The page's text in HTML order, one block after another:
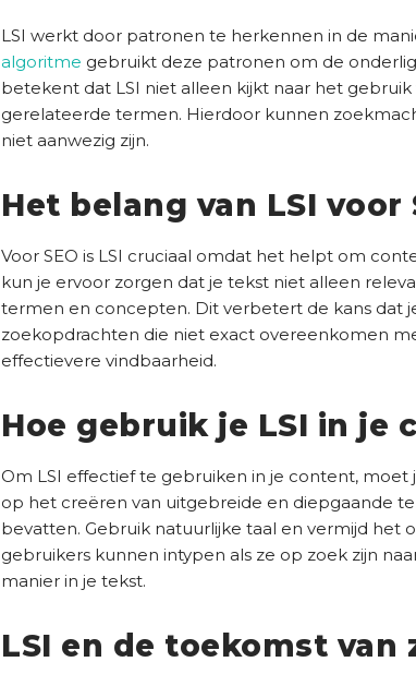
LSI werkt door patronen te herkennen in de
algoritme gebruikt deze patronen om de
betekent dat LSI niet alleen kijkt naar het
gerelateerde termen. Hierdoor kunnen
niet aanwezig zijn.
Het belang van LSI voor
Voor SEO is LSI cruciaal omdat het helpt om
kun je ervoor zorgen dat je tekst niet alleen
termen en concepten. Dit verbetert de kans dat
zoekopdrachten die niet exact overeenkomen
effectievere vindbaarheid.
Hoe gebruik je LSI in je
Om LSI effectief te gebruiken in je content,
op het creëren van uitgebreide en diepgaande
bevatten. Gebruik natuurlijke taal en vermijd het
gebruikers kunnen intypen als ze op zoek zijn
manier in je tekst.
LSI en de toekomst